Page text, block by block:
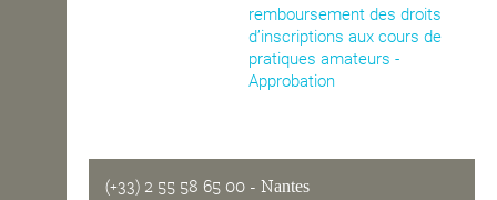
remboursement des droits
d’inscriptions aux cours de
pratiques amateurs -
Approbation
(+33) 2 55 58 65 00 - Nantes